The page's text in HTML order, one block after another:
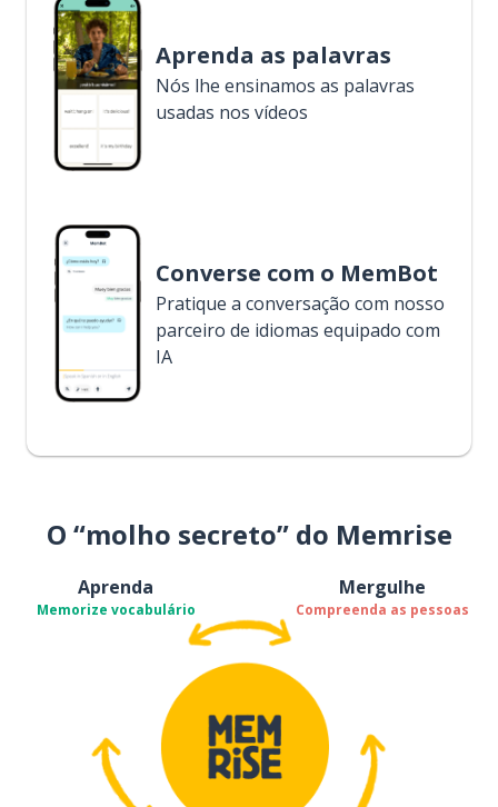
Aprenda as palavras
Nós lhe ensinamos as palavras
usadas nos vídeos
Converse com o MemBot
Pratique a conversação com nosso
parceiro de idiomas equipado com
IA
O “molho secreto” do Memrise
Aprenda
Memorize vocabulário
Mergulhe
Compreenda as pessoas